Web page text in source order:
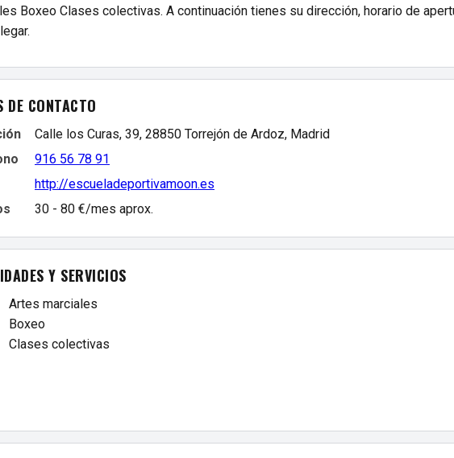
Boxeo Clases colectivas. A continuación tienes su dirección, horario de
DE CONTACTO
Calle los Curas, 39, 28850 Torrejón de Ardoz, Madrid
916 56 78 91
http://escueladeportivamoon.es
30 - 80 €/mes aprox.
Y SERVICIOS
Artes marciales
Boxeo
Clases colectivas